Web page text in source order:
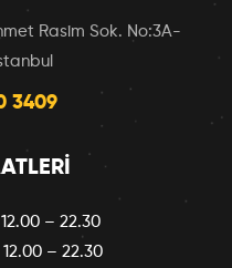
Rasim Sok. No:3A-
3409
12.00 – 22.30
12.00 – 22.30